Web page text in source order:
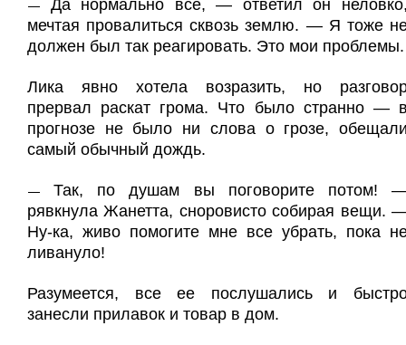
— Да нормально все, — ответил он
мечтая провалиться сквозь землю. — Я тоже
должен был так реагировать. Это мои проблемы.
Лика явно хотела возразить, но
прервал раскат грома. Что было странно —
прогнозе не было ни слова о грозе,
самый обычный дождь.
—Так, по душам вы поговорите потом!
рявкнула Жанетта, сноровисто собирая вещи.
Ну-ка, живо помогите мне все убрать, пока
ливануло!
Разумеется, все ее послушались и
занесли прилавок и товар в дом.